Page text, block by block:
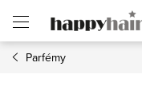
obsah
Parfémy